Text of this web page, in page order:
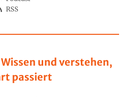
Wissen und verstehen,
passiert
RSS